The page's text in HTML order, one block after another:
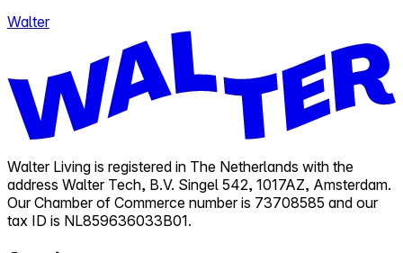
Walter
Walter Living is registered in The Netherlands with the
address Walter Tech, B.V. Singel 542, 1017AZ, Amsterdam.
Our Chamber of Commerce number is 73708585 and our
tax ID is NL859636033B01.